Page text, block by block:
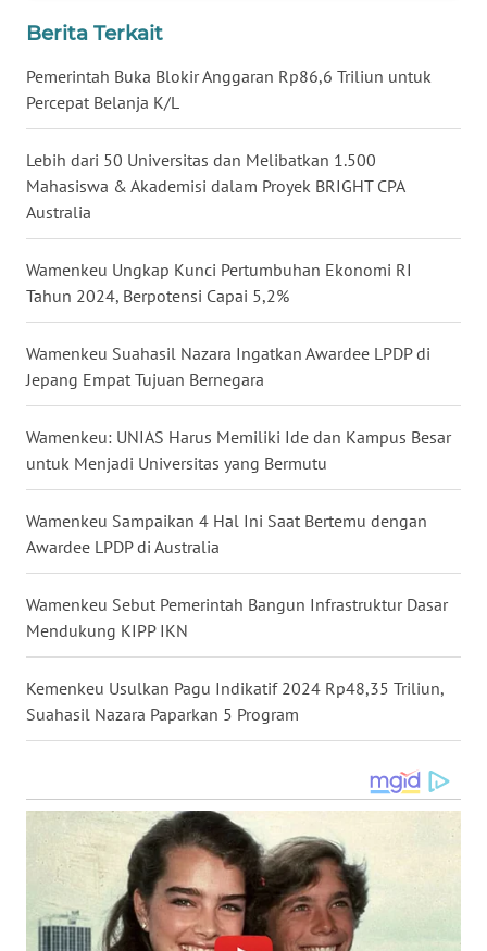
Berita Terkait
Pemerintah Buka Blokir Anggaran Rp86,6 Triliun untuk
Percepat Belanja K/L
Lebih dari 50 Universitas dan Melibatkan 1.500
Mahasiswa & Akademisi dalam Proyek BRIGHT CPA
Australia
Wamenkeu Ungkap Kunci Pertumbuhan Ekonomi RI
Tahun 2024, Berpotensi Capai 5,2%
Wamenkeu Suahasil Nazara Ingatkan Awardee LPDP di
Jepang Empat Tujuan Bernegara
Wamenkeu: UNIAS Harus Memiliki Ide dan Kampus Besar
untuk Menjadi Universitas yang Bermutu
Wamenkeu Sampaikan 4 Hal Ini Saat Bertemu dengan
Awardee LPDP di Australia
Wamenkeu Sebut Pemerintah Bangun Infrastruktur Dasar
Mendukung KIPP IKN
Kemenkeu Usulkan Pagu Indikatif 2024 Rp48,35 Triliun,
Suahasil Nazara Paparkan 5 Program
WN
GORONTALO
SULUT
WN
WN
DAIRI
WN
DANAU
TOBA
WN
WN
WN
TANJUNG
LESUNG
WN